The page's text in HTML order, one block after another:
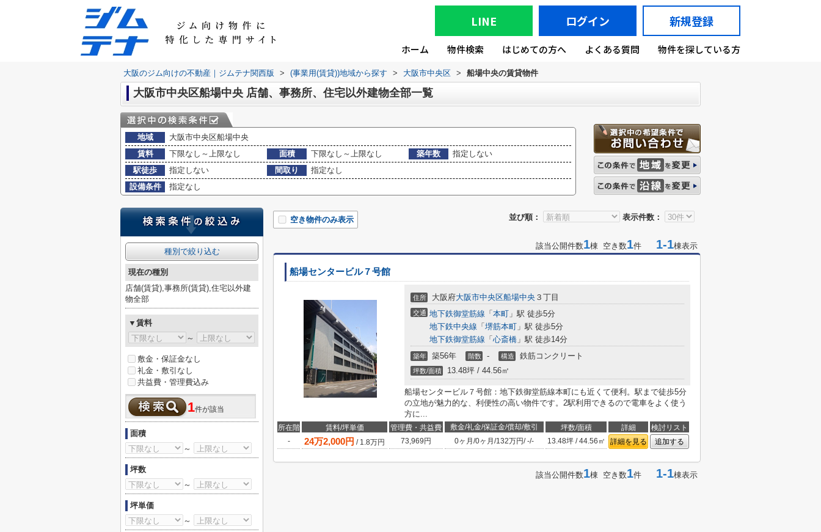
LINE ログイン 新規登録
ホーム 物件検索 はじめての方へ よくある質問 物件を探している方
大阪のジム向けの不動産｜ジムテナ関西版 > (事業用(賃貸))地域から探す > 大阪市中央区 > 船場中央の賃貸物件
大阪市中央区船場中央 店舗、事務所、住宅以外建物全部一覧
地域
大阪市中央区船場中央
賃料
下限なし～上限なし 面積 下限なし～上限なし 築年数
指定しない
駅徒歩
指定しない 間取り
指定なし
設備条件
指定なし
並び順： 表示件数：
空き物件のみ表示
該当公開件数1棟 空き数1件 1-1棟表示
船場センタービル７号館
住所 大阪府大阪市中央区船場中央 ３丁目
交通 地下鉄御堂筋線 「 本町 」駅 徒歩5分
地下鉄中央線 「 堺筋本町 」駅 徒歩5分
地下鉄御堂筋線 「 心斎橋 」駅 徒歩14分
築年 築56年 階数 - 構造 鉄筋コンクリート
坪数/面積 13.48坪 / 44.56㎡
船場センタービル７号館：地下鉄御堂筋線本町にも近くて便利。駅まで徒歩5分
の立地が魅力的な、利便性の高い物件です。2駅利用できるので電車をよく使う
方に...
所在階 賃料/坪単価 管理費・共益費 敷金/礼金/保証金/償却/敷引 坪数/面積 詳細
検討リスト
-
24万2,000円 / 1.8万円 73,969円 0ヶ月 /0ヶ月 /132万円/-/- 13.48坪 / 44.56㎡ 詳細を見る 追加する
該当公開件数1棟 空き数1件 1-1棟表示
種別で絞り込む
現在の種別
店舗(賃貸),事務所(賃貸),住宅以外建
物全部
▼賃料
～
敷金・保証金なし
礼金・敷引なし
共益費・管理費込み
1件が該当
面積
～
坪数
～
坪単価
～